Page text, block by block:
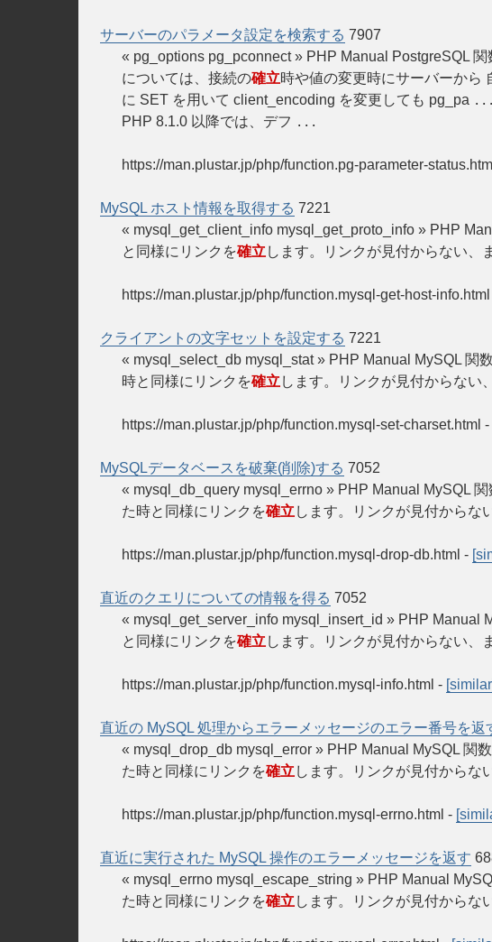
サーバーのパラメータ設定を検索する 7907
« pg_options pg_pconnect » PHP Manual PostgreSQL
については、接続の確立時や値の変更時にサーバーから
に SET を用いて client_encoding を変更しても pg_pa ...
PHP 8.1.0 以降では、デフ ...
https://man.plustar.jp/php/function.pg-parameter-status.html
MySQL ホスト情報を取得する 7221
« mysql_get_client_info mysql_get_proto_info » PHP
と同様にリンクを確立 します。リンクが見付からない、
https://man.plustar.jp/php/function.mysql-get-host-info.html
クライアントの文字セットを設定する 7221
« mysql_select_db mysql_stat » PHP Manual MySQL 関
時と同様にリンクを確立 します。リンクが見付からない
https://man.plustar.jp/php/function.mysql-set-charset.html -
MySQLデータベースを破棄(削除)する 7052
« mysql_db_query mysql_errno » PHP Manual MySQL
た時と同様にリンクを確立 します。リンクが見付からな
https://man.plustar.jp/php/function.mysql-drop-db.html -
直近のクエリについての情報を得る 7052
« mysql_get_server_info mysql_insert_id » PHP Manual
と同様にリンクを確立 します。リンクが見付からない、
https://man.plustar.jp/php/function.mysql-info.html -
直近の MySQL 処理からエラーメッセージのエラー番号を返
« mysql_drop_db mysql_error » PHP Manual MySQL 関
た時と同様にリンクを確立 します。リンクが見付からな
https://man.plustar.jp/php/function.mysql-errno.html -
直近に実行された MySQL 操作のエラーメッセージを返す
« mysql_errno mysql_escape_string » PHP Manual
た時と同様にリンクを確立 します。リンクが見付からな